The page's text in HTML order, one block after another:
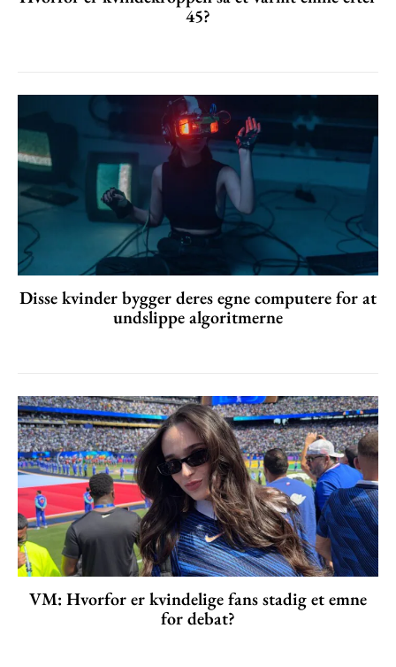
45?
Disse kvinder bygger deres egne computere for at
undslippe algoritmerne
VM: Hvorfor er kvindelige fans stadig et emne
for debat?